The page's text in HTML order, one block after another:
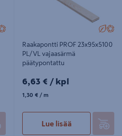
Raakapontti PROF 23x95x5100
PL/VL vajaasärmä
päätypontattu
6,63€/kpl
6,63 € / kpl
1,30€/m
1,30 € / m
Lue lisää